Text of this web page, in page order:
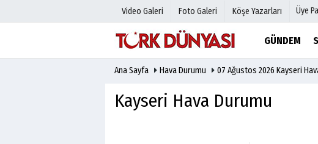
Video Galeri Foto Galeri Köşe Yazarları Üye
GÜNDEM
Hava Durumu
Anketler
Ana Sayfa Hava Durumu 07 Ağustos 2026 Kayseri
Kayseri Hava Durumu